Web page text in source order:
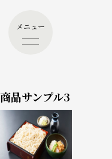
メニュー
商品サンプル3